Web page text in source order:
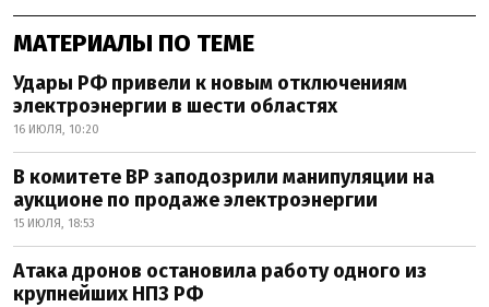
МАТЕРИАЛЫ ПО ТЕМЕ
Удары РФ привели к новым отключениям
электроэнергии в шести областях
16 ИЮЛЯ, 10:20
В комитете ВР заподозрили манипуляции на
аукционе по продаже электроэнергии
15 ИЮЛЯ, 18:53
Атака дронов остановила работу одного из
крупнейших НПЗ РФ